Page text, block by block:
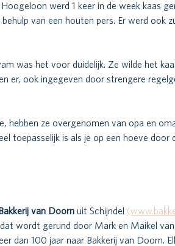
werd 1 keer in de week kaas
van een houten pers. Er werd ook
was het voor duidelijk. Ze wilde het
er, ook ingegeven door strengere
hebben ze overgenomen van opa en
toepasselijk is als je op een hoeve door
Bakkerij van Doorn uit Schijndel
wordt gerund door Mark en Maikel
dan 100 jaar naar Bakkerij van Doorn.